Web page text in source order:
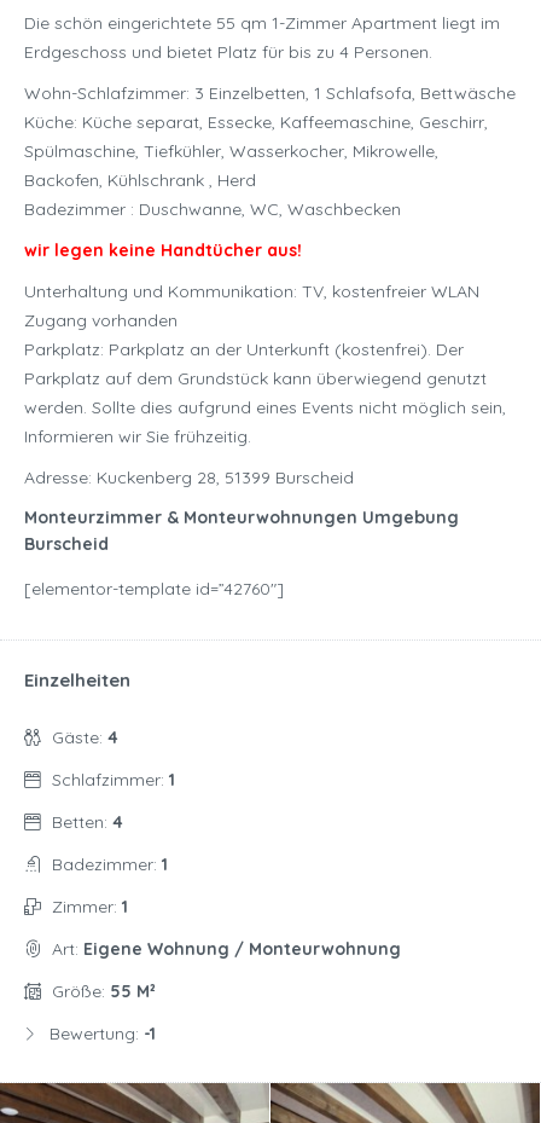
Die schön eingerichtete 55 qm 1-Zimmer Apartment liegt im
Erdgeschoss und bietet Platz für bis zu 4 Personen.
Wohn-Schlafzimmer: 3 Einzelbetten, 1 Schlafsofa, Bettwäsche
Küche: Küche separat, Essecke, Kaffeemaschine, Geschirr,
Spülmaschine, Tiefkühler, Wasserkocher, Mikrowelle,
Backofen, Kühlschrank , Herd
Badezimmer : Duschwanne, WC, Waschbecken
wir legen keine Handtücher aus!
Unterhaltung und Kommunikation: TV, kostenfreier WLAN
Zugang vorhanden
Parkplatz: Parkplatz an der Unterkunft (kostenfrei). Der
Parkplatz auf dem Grundstück kann überwiegend genutzt
werden. Sollte dies aufgrund eines Events nicht möglich sein,
Informieren wir Sie frühzeitig.
Adresse: Kuckenberg 28, 51399 Burscheid
Monteurzimmer & Monteurwohnungen Umgebung
Burscheid
[elementor-template id=”42760″]
Einzelheiten
Gäste: 4
Schlafzimmer: 1
Betten: 4
Badezimmer: 1
Zimmer: 1
Art: Eigene Wohnung / Monteurwohnung
Größe: 55 M²
Bewertung: -1